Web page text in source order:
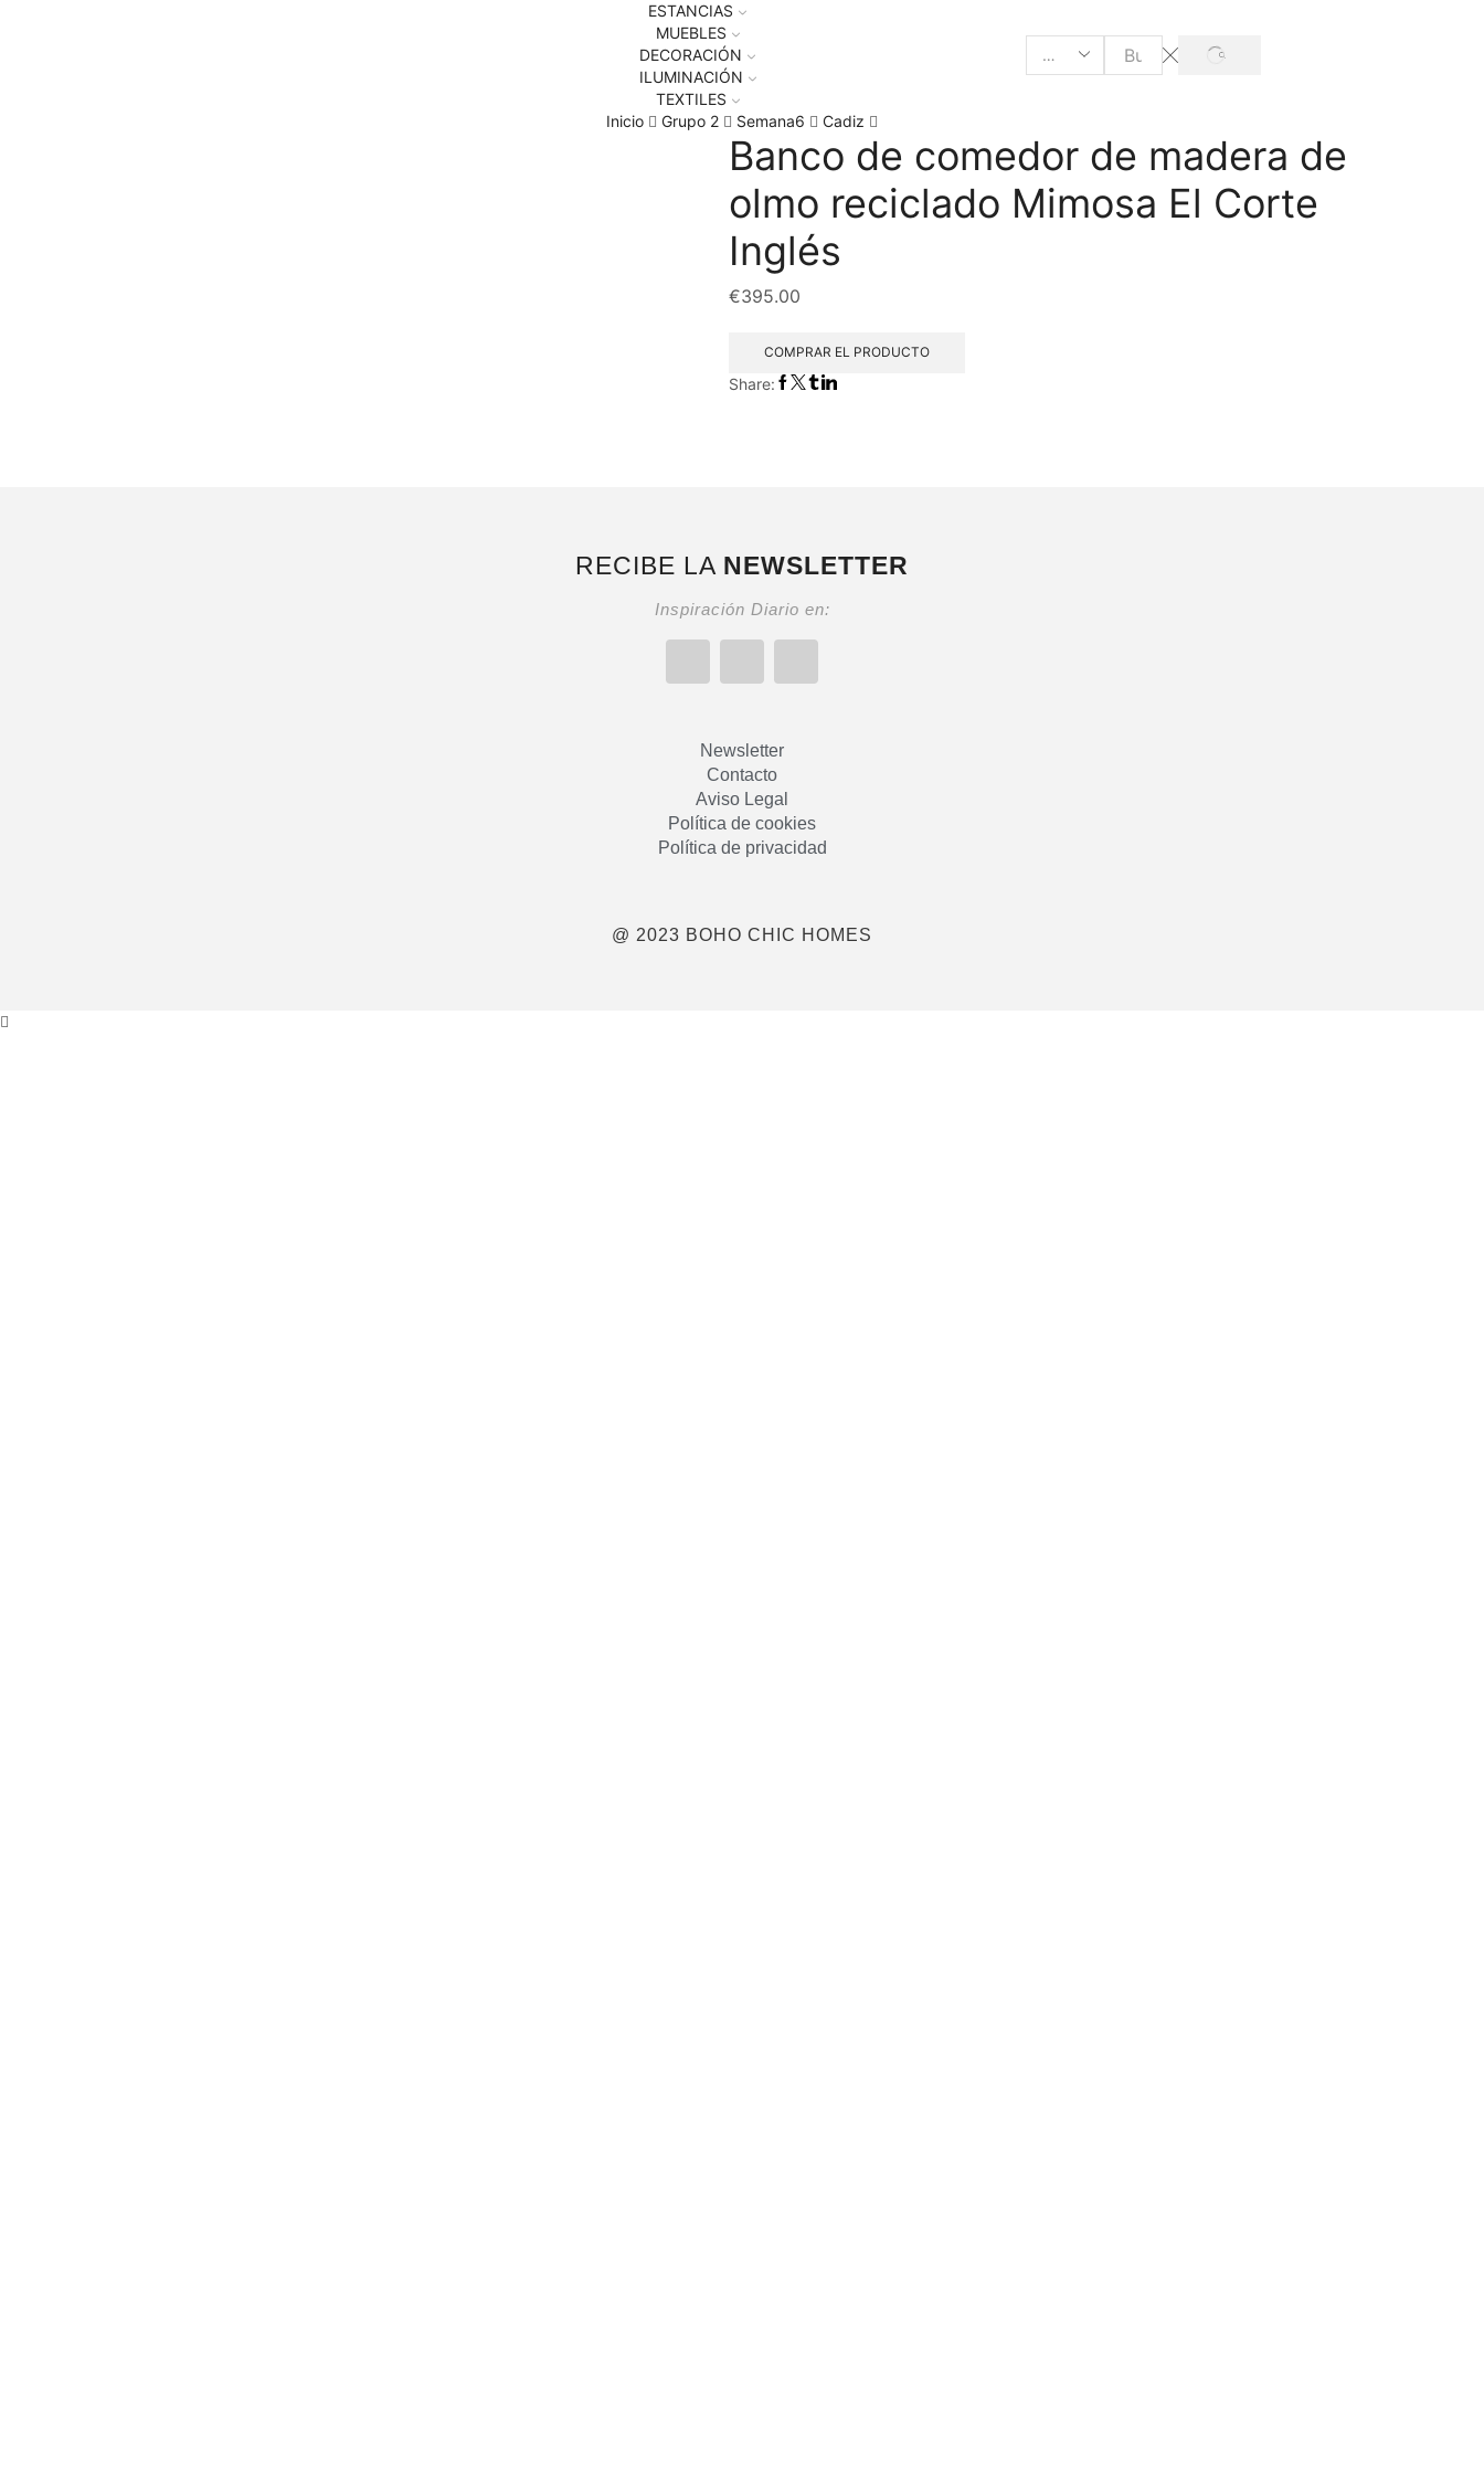
ESTANCIAS
MUEBLES
DECORACIÓN
ILUMINACIÓN
TEXTILES
Inicio
Grupo 2 Semana6 Cadiz
Banco de comedor de madera de
olmo reciclado Mimosa El Corte
Inglés
€395.00
COMPRAR EL PRODUCTO
Share:
RECIBE LA NEWSLETTER
Inspiración Diario en:
Newsletter
Contacto
Aviso Legal
Política de cookies
Política de privacidad
@ 2023 BOHO CHIC HOMES